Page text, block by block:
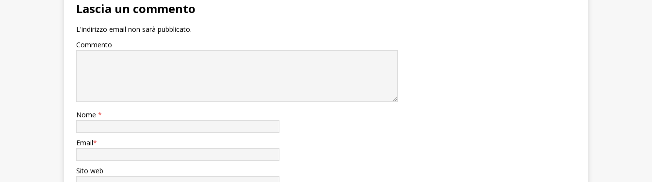
Lascia un commento
L'indirizzo email non sarà pubblicato.
Commento
Nome *
Email*
Sito web